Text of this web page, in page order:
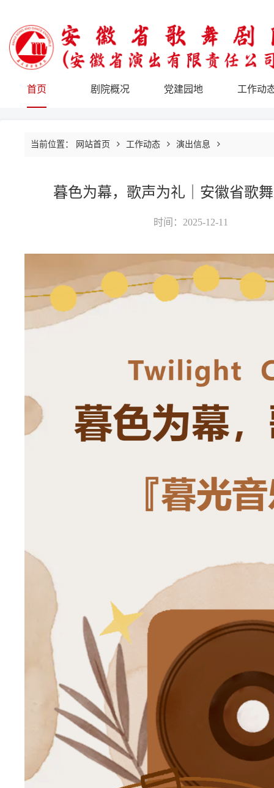
首页 剧院概况 党建园地 工作动
当前位置： 网站首页 工作动态 演出信息
暮色为幕，歌声为礼｜安徽省歌
时间：2025-12-11